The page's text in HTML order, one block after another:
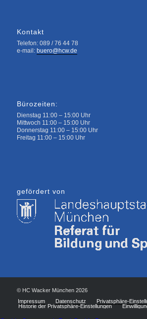
Kontakt
Telefon: 089 / 76 44 78
e-mail: buero@hcw.de
Bürozeiten:
Dienstag 11:00 – 15:00 Uhr
Mittwoch 11:00 – 15:00 Uhr
Donnerstag 11:00 – 15:00 Uhr
Freitag 11:00 – 15:00 Uhr
gefördert von
© HC Wacker München 2026
Impressum
Datenschutz
Privatsphäre-
Historie der Privatsphäre-Einstellungen